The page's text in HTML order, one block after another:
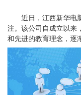
近日，江西新华电
注。该公司自成立以来
和先进的教育理念，逐